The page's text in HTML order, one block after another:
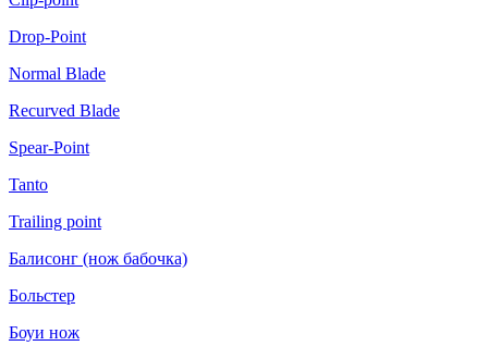
Drop-Point
Normal Blade
Recurved Blade
Spear-Point
Tanto
Trailing point
Балисонг (нож бабочка)
Больстер
Боуи нож